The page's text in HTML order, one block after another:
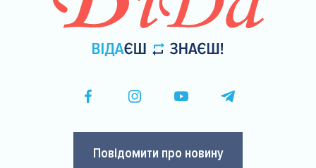
Повідомити про новину